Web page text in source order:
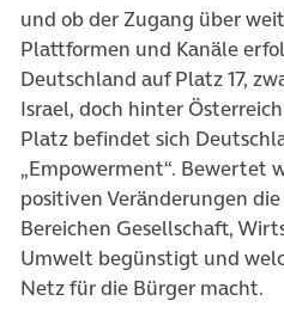
und ob der Zugang über
Plattformen und Kanäle
Deutschland auf Platz 17,
Israel, doch hinter
Platz befindet sich
„Empowerment“. Bewertet
positiven Veränderungen
Bereichen Gesellschaft,
Umwelt begünstigt und
Netz für die Bürger macht.